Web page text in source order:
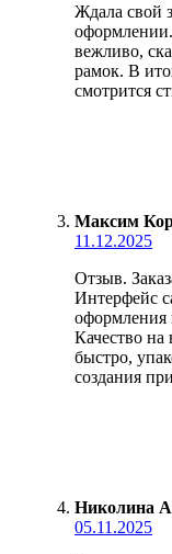
Ждала свой
вежливо,
рамок. В
смотрится
Максим
11.12.2025
Отзыв.
Интерфейс
оформления
Качество
быстро,
создания
Николина
05.11.2025